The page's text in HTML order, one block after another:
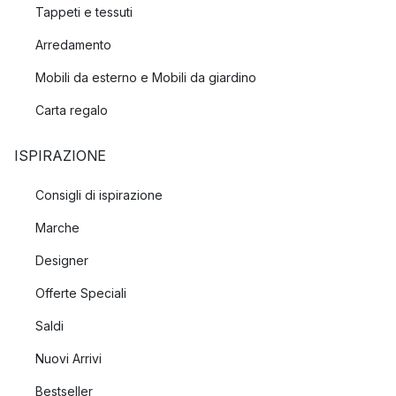
Tappeti e tessuti
Arredamento
Mobili da esterno e Mobili da giardino
Carta regalo
ISPIRAZIONE
Consigli di ispirazione
Marche
Designer
Offerte Speciali
Saldi
Nuovi Arrivi
Bestseller